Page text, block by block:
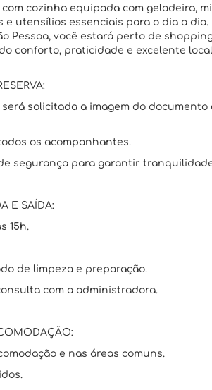
cozinha equipada com geladeira,
e utensílios essenciais para o dia a dia.
Pessoa, você estará perto de
conforto, praticidade e excelente
solicitada a imagem do documento
os acompanhantes.
segurança para garantir
E SAÍDA:
15h.
de limpeza e preparação.
com a administradora.
e nas áreas comuns.